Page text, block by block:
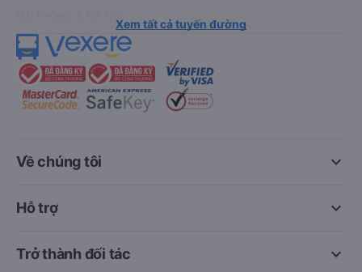
Xem tất cả tuyến đường
keyboard_arrow_down
Về chúng tôi
keyboard_arrow_down
Hỗ trợ
keyboard_arrow_down
Trở thành đối tác